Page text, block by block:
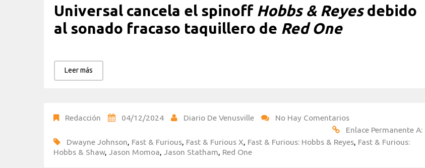
Universal cancela el spinoff Hobbs & Reyesdebido
al sonado fracaso taquillero de Red One
Leer más
Redacción 04/12/2024 Diario De Venusville
No Hay Comentarios
Enlace Permanente A:
Dwayne Johnson, Fast & Furious, Fast & Furious X, Fast & Furious: Hobbs & Reyes, Fast & Furious:
Hobbs & Shaw, Jason Momoa, Jason Statham, Red One